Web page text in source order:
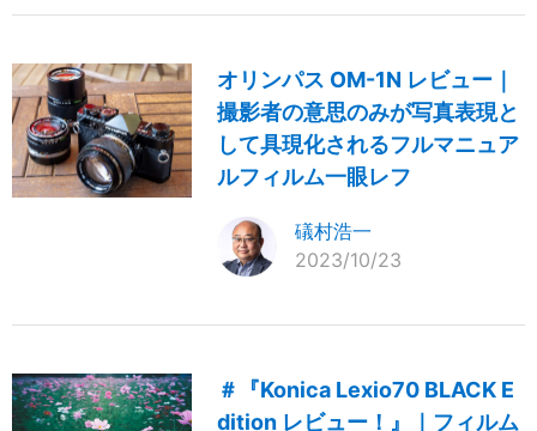
オリンパス OM-1N レビュー｜
撮影者の意思のみが写真表現と
して具現化されるフルマニュア
ルフィルム一眼レフ
礒村浩一
2023/10/23
＃『Konica Lexio70 BLACK E
dition レビュー！』｜フィルム